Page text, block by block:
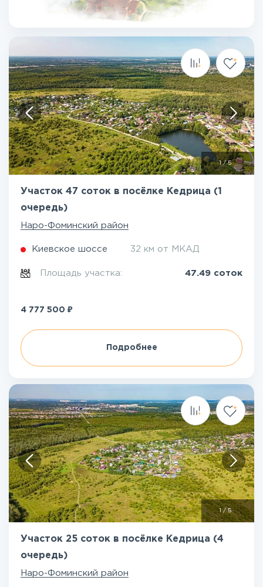
1/5
Участок 47 соток в посёлке Кедрица (1
очередь)
Наро-Фоминский район
Киевское шоссе 32 км от МКАД
Площадь участка: 47.49 соток
4 777 500 ₽
Подробнее
1 / 5
Участок 25 соток в посёлке Кедрица (4
очередь)
Наро-Фоминский район